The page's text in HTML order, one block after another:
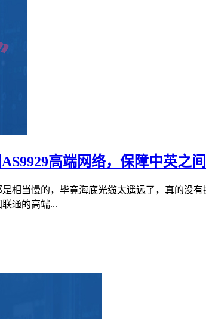
高端网络，保障中英之间
相当慢的，毕竟海底光缆太遥远了，真的没
通的高端...